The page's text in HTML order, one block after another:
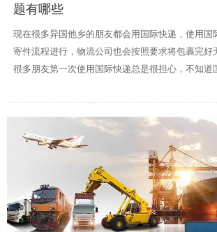
题有哪些
现在很多异国他乡的朋友都会用国际快递，使用国
寄件流程进行，物流公司也会按照要求将包裹完好
很多朋友第一次使用国际快递总是很担心，不知道
收费标准，国际快递的寄件流程是什么?寄国际快
在这里，小编将为您解决疑惑，让您更顺利地邮寄